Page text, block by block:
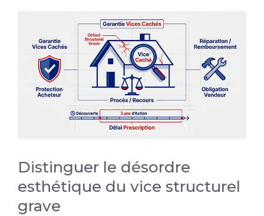
Distinguer le désordre
esthétique du vice structurel
grave